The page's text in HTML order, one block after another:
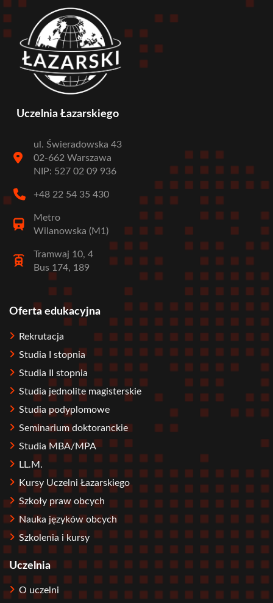
Uczelnia Łazarskiego
ul. Świeradowska 43
02-662 Warszawa
NIP: 527 02 09 936
+48 22 54 35 430
Metro
Wilanowska (M1)
Tramwaj 10, 4
Bus 174, 189
Stopka
Oferta edukacyjna
Rekrutacja
Studia I stopnia
Studia II stopnia
Studia jednolite magisterskie
Studia podyplomowe
Seminarium doktoranckie
Studia MBA/MPA
LL.M.
Kursy Uczelni Łazarskiego
Szkoły praw obcych
Nauka języków obcych
Szkolenia i kursy
Uczelnia
O uczelni